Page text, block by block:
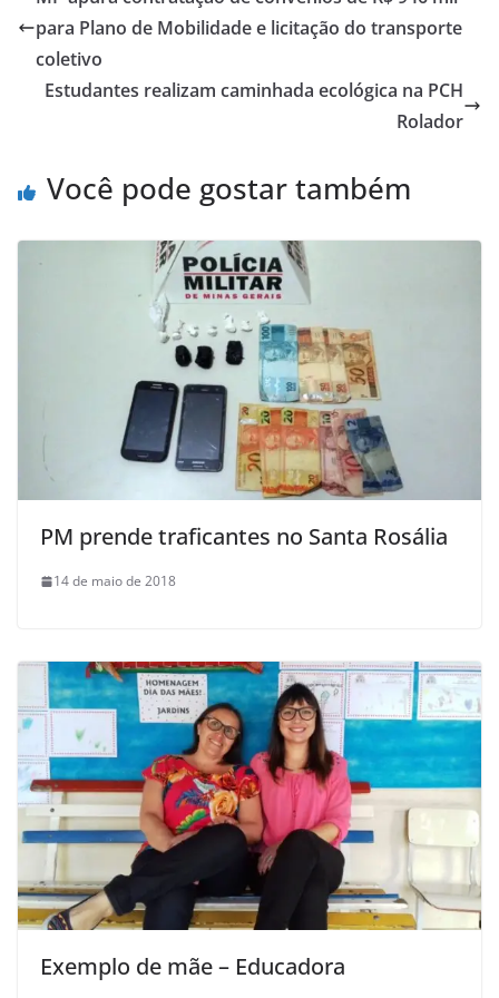
para Plano de Mobilidade e licitação do transporte
coletivo
Estudantes realizam caminhada ecológica na PCH
Rolador
Você pode gostar também
PM prende traficantes no Santa Rosália
14 de maio de 2018
Exemplo de mãe – Educadora